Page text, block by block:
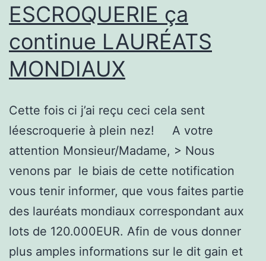
ESCROQUERIE ça
continue LAURÉATS
MONDIAUX
Cette fois ci j’ai reçu ceci cela sent
léescroquerie à plein nez! A votre
attention Monsieur/Madame, > Nous
venons par le biais de cette notification
vous tenir informer, que vous faites partie
des lauréats mondiaux correspondant aux
lots de 120.000EUR. Afin de vous donner
plus amples informations sur le dit gain et